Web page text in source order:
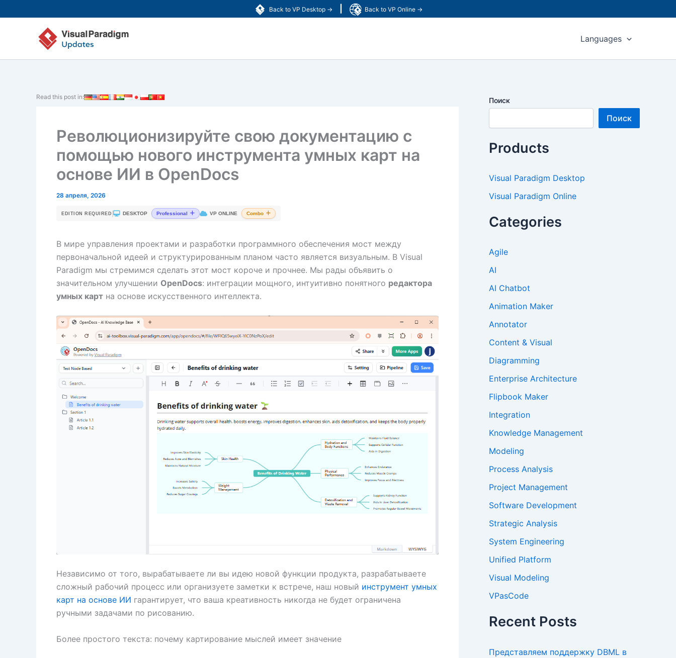
Back to VP Desktop → Back to VP Online →
к
содержимому
Languages
Read this post in:
Революционизируйте свою документацию с
помощью нового инструмента умных карт на
основе ИИ в OpenDocs
28 апреля, 2026
EDITION REQUIRED DESKTOP Professional VP ONLINE Combo
В мире управления проектами и разработки программного обеспечения мост между
первоначальной идеей и структурированным планом часто является визуальным. В Visual
Paradigm мы стремимся сделать этот мост короче и прочнее. Мы рады объявить о
значительном улучшении OpenDocs: интеграции мощного, интуитивно понятного редактора
умных карт на основе искусственного интеллекта.
Независимо от того, вырабатываете ли вы идею новой функции продукта, разрабатываете
сложный рабочий процесс или организуете заметки к встрече, наш новый инструмент умных
карт на основе ИИ гарантирует, что ваша креативность никогда не будет ограничена
ручными задачами по рисованию.
Более простого текста: почему картирование мыслей имеет значение
Поиск
Поиск
Products
Visual Paradigm Desktop
Visual Paradigm Online
Categories
Agile
AI
AI Chatbot
Animation Maker
Annotator
Content & Visual
Diagramming
Enterprise Architecture
Flipbook Maker
Integration
Knowledge Management
Modeling
Process Analysis
Project Management
Software Development
Strategic Analysis
System Engineering
Unified Platform
Visual Modeling
VPasCode
Recent Posts
Представляем поддержку DBML в